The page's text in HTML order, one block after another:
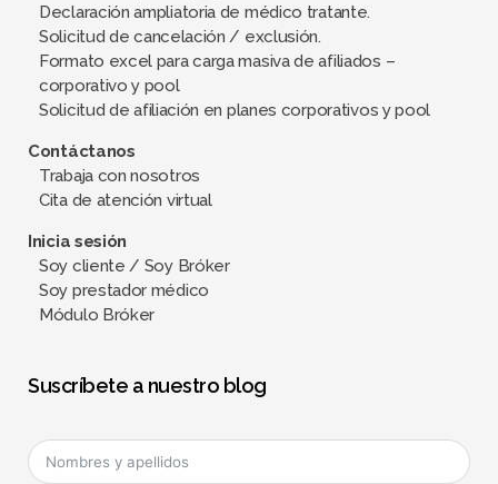
Declaración ampliatoria de médico tratante.
Solicitud de cancelación / exclusión.
Formato excel para carga masiva de afiliados –
corporativo y pool
Solicitud de afiliación en planes corporativos y pool
Contáctanos
Trabaja con nosotros
Cita de atención virtual
Inicia sesión
Soy cliente / Soy Bróker
Soy prestador médico
Módulo Bróker
Suscríbete a nuestro blog